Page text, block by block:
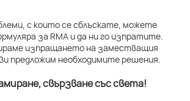
с които се сблъскате, можете
за RMA и да ни го изпратите.
изпращането на заместващия
предложим необходимите решения.
свързване със света!